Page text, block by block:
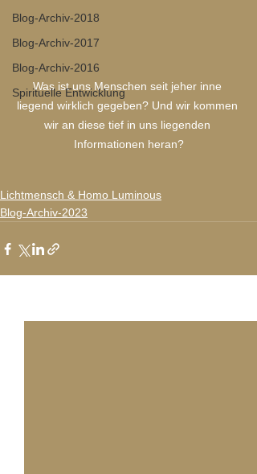
Blog-Archiv-2018
Blog-Archiv-2017
Blog-Archiv-2016
Spirituelle Entwicklung
Was ist uns Menschen seit jeher inne
liegend wirklich gegeben? Und wir kommen
wir an diese tief in uns liegenden
Informationen heran?
Lichtmensch & Homo Luminous
Blog-Archiv-2023